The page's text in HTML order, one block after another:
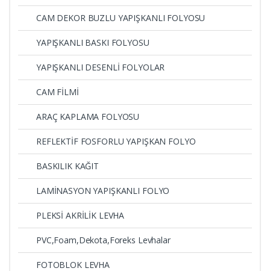
CAM DEKOR BUZLU YAPIŞKANLI FOLYOSU
YAPIŞKANLI BASKI FOLYOSU
YAPIŞKANLI DESENLİ FOLYOLAR
CAM FİLMİ
ARAÇ KAPLAMA FOLYOSU
REFLEKTİF FOSFORLU YAPIŞKAN FOLYO
BASKILIK KAĞIT
LAMİNASYON YAPIŞKANLI FOLYO
PLEKSİ AKRİLİK LEVHA
PVC,Foam,Dekota,Foreks Levhalar
FOTOBLOK LEVHA